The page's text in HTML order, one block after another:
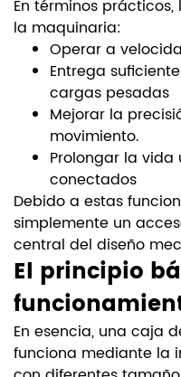
En términos
la maquinaria:
Operar a
Entrega
cargas pesadas
Mejorar la
movimiento.
Prolongar la
conectados
Debido a estas
simplemente un
central del diseño
El principio
En esencia, una caja
funciona mediante la